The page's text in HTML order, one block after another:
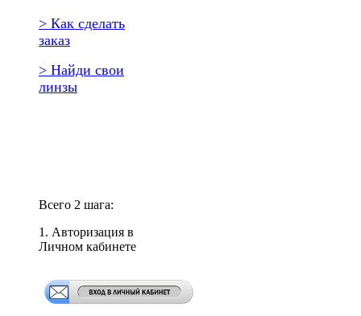
> Как сделать
заказ
> Найди свои
линзы
Всего 2 шага:
1. Авторизация в
Личном кабинете